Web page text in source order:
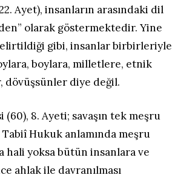
Ayet), insanların arasındaki dil
olarak göstermektedir. Yine
gibi, insanlar birbirleriyle
boylara, milletlere, etnik
dövüşsünler diye değil.
8. Ayeti; savaşın tek meşru
Hukuk anlamında meşru
hali yoksa bütün insanlara ve
ahlak ile davranılması